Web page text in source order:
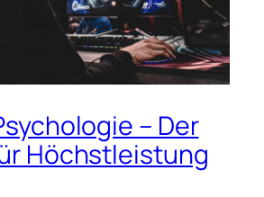
– Der
Höchstleistung